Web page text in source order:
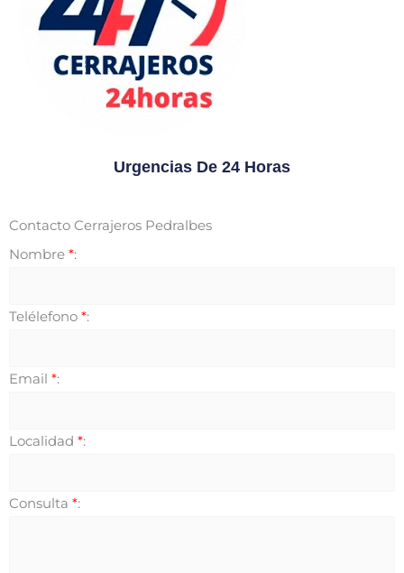
Urgencias De 24 Horas
Contacto Cerrajeros Pedralbes
Nombre *:
Telélefono *:
Email *:
Localidad *:
Consulta *: